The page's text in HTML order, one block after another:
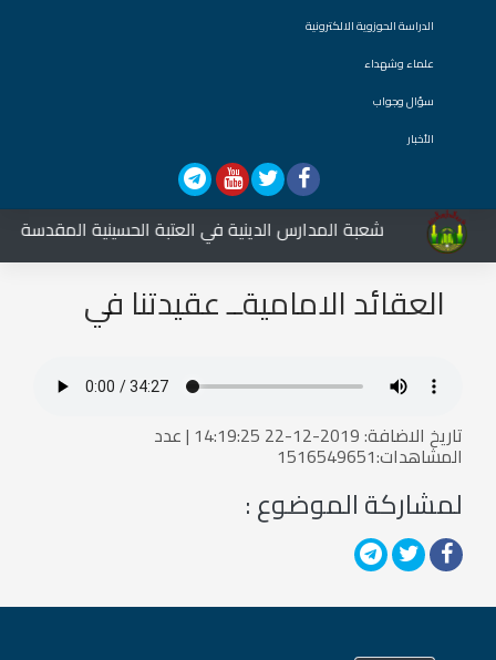
الدراسة الحوزوية الالكترونية
علماء وشهداء
سؤال وجواب
الأخبار
شعبة المدارس الدينية في العتبة الحسينية المقدسة
العقائد الاماميةــ عقيدتنا في
تاريخ الاضافة: 2019-12-22 14:19:25 | عدد
المشاهدات:1516549651
لمشاركة الموضوع :